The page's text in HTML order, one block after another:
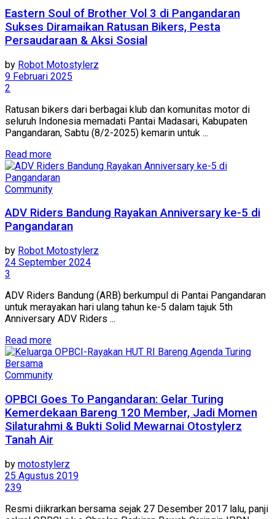
Eastern Soul of Brother Vol 3 di Pangandaran
Sukses Diramaikan Ratusan Bikers, Pesta
Persaudaraan & Aksi Sosial
by Robot Motostylerz
9 Februari 2025
2
Ratusan bikers dari berbagai klub dan komunitas motor di
seluruh Indonesia memadati Pantai Madasari, Kabupaten
Pangandaran, Sabtu (8/2-2025) kemarin untuk ...
Read more
Community
ADV Riders Bandung Rayakan Anniversary ke-5 di
Pangandaran
by Robot Motostylerz
24 September 2024
3
ADV Riders Bandung (ARB) berkumpul di Pantai Pangandaran
untuk merayakan hari ulang tahun ke-5 dalam tajuk 5th
Anniversary ADV Riders ...
Read more
Community
OPBCI Goes To Pangandaran: Gelar Turing
Kemerdekaan Bareng 120 Member, Jadi Momen
Silaturahmi & Bukti Solid Mewarnai Otostylerz
Tanah Air
by motostylerz
25 Agustus 2019
239
Resmi diikrarkan bersama sejak 27 Desember 2017 lalu, panji